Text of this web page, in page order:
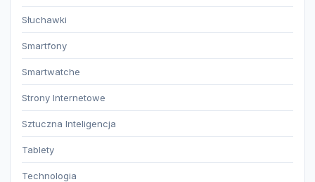
Słuchawki
Smartfony
Smartwatche
Strony Internetowe
Sztuczna Inteligencja
Tablety
Technologia